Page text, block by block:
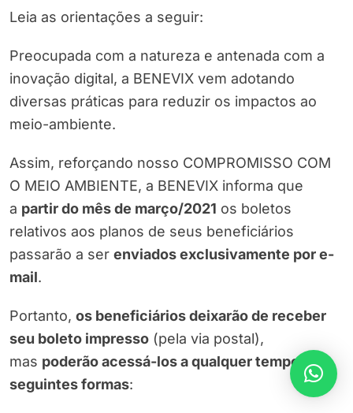
Leia as orientações a seguir:
Preocupada com a natureza e antenada com a
inovação digital, a BENEVIX vem adotando
diversas práticas para reduzir os impactos ao
meio-ambiente.
Assim, reforçando nosso COMPROMISSO COM
O MEIO AMBIENTE, a BENEVIX informa que
a partir do mês de março/2021 os boletos
relativos aos planos de seus beneficiários
passarão a ser enviados exclusivamente por e-
mail.
Portanto, os beneficiários deixarão de receber
seu boleto impresso (pela via postal),
mas poderão acessá-los a qualquer tempo, das
seguintes formas: